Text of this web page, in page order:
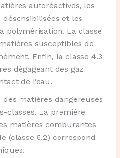
autoréactives, les
et les
polymérisation. La classe
susceptibles de
Enfin, la classe 4.3
dégageant des gaz
de l’eau.
des matières dangereuses
classes. La première
matières comburantes
(classe 5.2) correspond